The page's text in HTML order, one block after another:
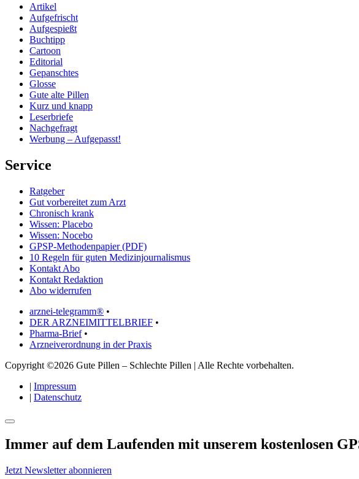
Artikel
Aufgefrischt
Aufgespießt
Buchtipp
Cartoon
Editorial
Gepanschtes
Glosse
Gute alte Pillen
Kurz und knapp
Leserbriefe
Nachgefragt
Werbung – Aufgepasst!
Service
Ratgeber
Gut vorbereitet zum Arzt
Chronisch krank
Wissen: Placebo
Wissen: Nocebo
GPSP-Methodenpapier (PDF)
10 Regeln für guten Medizinjournalismus
Kontakt Abo
Kontakt Redaktion
Abo widerrufen
arznei-telegramm® •
DER ARZNEIMITTELBRIEF •
Pharma-Brief•
Arzneiverordnung in der Praxis
Copyright ©2026 Gute Pillen – Schlechte Pillen | Alle Rechte vorbehalten.
| Impressum
| Datenschutz
Immer auf dem Laufenden mit unserem kostenlosen
Jetzt Newsletter abonnieren